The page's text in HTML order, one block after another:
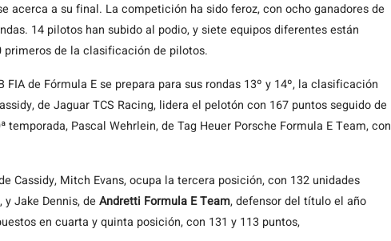
acerca a su final. La competición ha sido feroz, con ocho ganadores de
14 pilotos han subido al podio, y siete equipos diferentes están
de la clasificación de pilotos.
de Fórmula E se prepara para sus rondas 13º y 14º, la clasificación
de Jaguar TCS Racing, lidera el pelotón con 167 puntos seguido de
temporada, Pascal Wehrlein, de Tag Heuer Porsche Formula E Team, con
Cassidy, Mitch Evans, ocupa la tercera posición, con 132 unidades
y Jake Dennis, de Andretti Formula E Team, defensor del título el año
en cuarta y quinta posición, con 131 y 113 puntos,